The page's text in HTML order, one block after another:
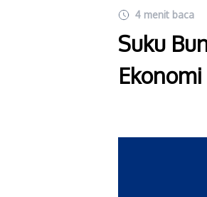
4 menit baca
Suku
Ekonomi